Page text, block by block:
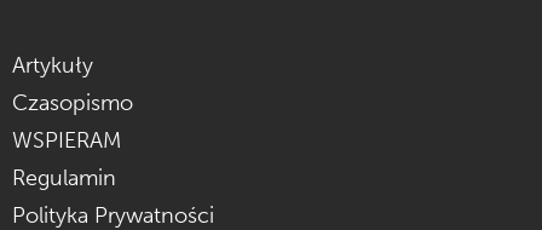
Artykuły
Czasopismo
WSPIERAM
Regulamin
Polityka Prywatności